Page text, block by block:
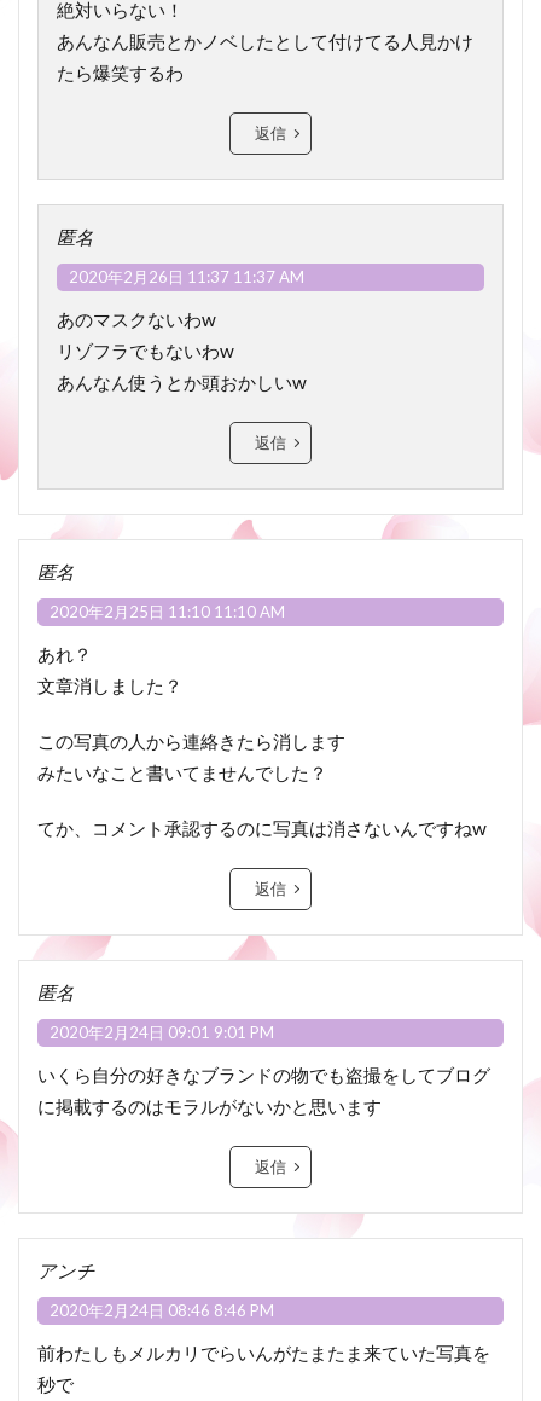
絶対いらない！
あんなん販売とかノベしたとして付けてる人見かけ
たら爆笑するわ
返信
匿名
2020年2月26日 11:37 11:37 AM
あのマスクないわw
リゾフラでもないわw
あんなん使うとか頭おかしいw
返信
匿名
2020年2月25日 11:10 11:10 AM
あれ？
文章消しました？
この写真の人から連絡きたら消します
みたいなこと書いてませんでした？
てか、コメント承認するのに写真は消さないんですねw
返信
匿名
2020年2月24日 09:01 9:01 PM
いくら自分の好きなブランドの物でも盗撮をしてブログ
に掲載するのはモラルがないかと思います
返信
アンチ
2020年2月24日 08:46 8:46 PM
前わたしもメルカリでらいんがたまたま来ていた写真を
秒で